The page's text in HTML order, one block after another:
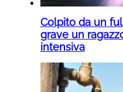
Colpito da un
grave un
intensiva